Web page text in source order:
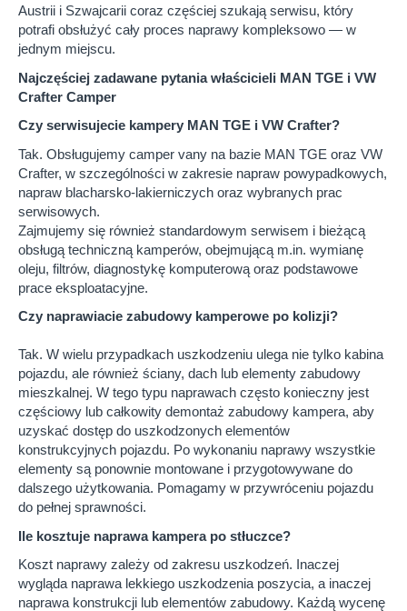
Austrii i Szwajcarii coraz częściej szukają serwisu, który
potrafi obsłużyć cały proces naprawy kompleksowo — w
jednym miejscu.
Najczęściej zadawane pytania właścicieli MAN TGE i VW
Crafter Camper
Czy serwisujecie kampery MAN TGE i VW Crafter?
Tak. Obsługujemy camper vany na bazie MAN TGE oraz VW
Crafter, w szczególności w zakresie napraw powypadkowych,
napraw blacharsko-lakierniczych oraz wybranych prac
serwisowych.
Zajmujemy się również standardowym serwisem i bieżącą
obsługą techniczną kamperów, obejmującą m.in. wymianę
oleju, filtrów, diagnostykę komputerową oraz podstawowe
prace eksploatacyjne.
Czy naprawiacie zabudowy kamperowe po kolizji?
Tak. W wielu przypadkach uszkodzeniu ulega nie tylko kabina
pojazdu, ale również ściany, dach lub elementy zabudowy
mieszkalnej. W tego typu naprawach często konieczny jest
częściowy lub całkowity demontaż zabudowy kampera, aby
uzyskać dostęp do uszkodzonych elementów
konstrukcyjnych pojazdu. Po wykonaniu naprawy wszystkie
elementy są ponownie montowane i przygotowywane do
dalszego użytkowania. Pomagamy w przywróceniu pojazdu
do pełnej sprawności.
Ile kosztuje naprawa kampera po stłuczce?
Koszt naprawy zależy od zakresu uszkodzeń. Inaczej
wygląda naprawa lekkiego uszkodzenia poszycia, a inaczej
naprawa konstrukcji lub elementów zabudowy. Każdą wycenę